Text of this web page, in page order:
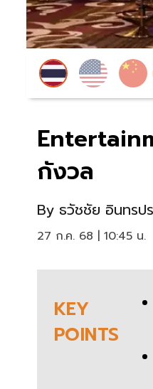
กังวล
By ธวัชชัย อินทรป
27 ก.ค. 68 | 10:45 น.
KEY
POINTS